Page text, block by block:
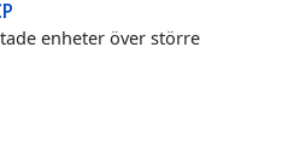
enheter över större